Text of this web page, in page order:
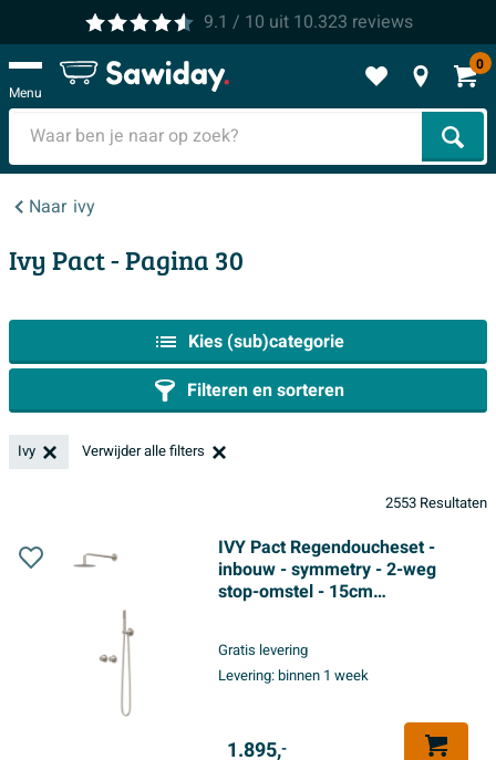
9.1 / 10 uit 10.323 reviews
Menu
0
Naar ivy
Ivy Pact- Pagina 30
Kies (sub)categorie
Filteren en sorteren
Ivy Verwijder alle filters
2553 Resultaten
IVY Pact Regendoucheset -
inbouw - symmetry - 2-weg
stop-omstel - 15cm
uitlaat - 150cm doucheslang -
staafmodel handdouche -
Gratis levering
Levering:binnen 1 week
1.895,-